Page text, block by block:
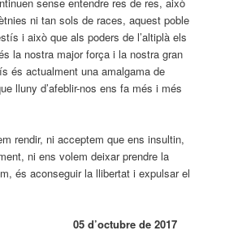
ni tan sols de races, aquest poble
i això que als poders de l’altiplà els
la nostra major força i la nostra gran
és actualment una amalgama de
lluny d’afeblir-nos ens fa més i més
rendir, ni acceptem que ens insultin,
ni ens volem deixar prendre la
és aconseguir la llibertat i expulsar el
d’octubre de 2017